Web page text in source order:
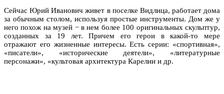
Сейчас Юрий Иванович живет в поселке Видлица, работает дома
за обычным столом, используя простые инструменты. Дом же у
него похож на музей − в нем более 100 оригинальных скульптур,
созданных за 19 лет. Причем его герои в какой-то мере
отражают его жизненные интересы. Есть серии: «спортивная»,
«писатели», «исторические деятели», «литературные
персонажи», «культовая архитектура Карелии и др.